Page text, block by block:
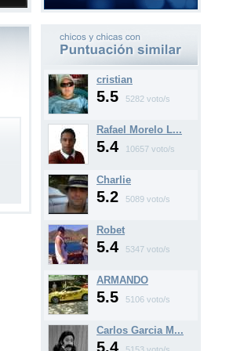
cristian
5.5 5282 voto/s
Rafael Morelo L...
5.4 10657 voto/s
Charlie
5.2 5089 voto/s
Robet
5.4 5347 voto/s
ARMANDO
5.5 5106 voto/s
Carlos Garcia M...
5.4